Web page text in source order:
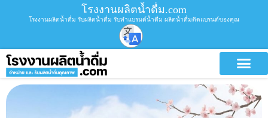
โรงงานผลิตน้ำดื่ม.com
โรงงานผลิตน้ำดื่ม รับผลิตน้ำดื่ม รับทำแบรนด์น้ำดื่ม ผลิตน้ำดื่มติดแบรนด์ของคุณ